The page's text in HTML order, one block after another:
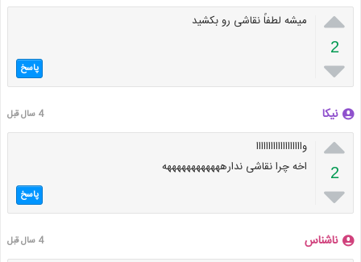

2

میشه لطفاً نقاشی رو بکشید
پاسخ
نیکا 4 سال قبل

2

وااااااااااااااااااا
اخه چرا نقاشی ندارههههههههههههه
پاسخ
ناشناس 4 سال قبل